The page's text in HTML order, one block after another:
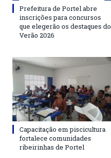
Prefeitura de Portel abre
inscrições para concursos
que elegerão os destaques do
Verão 2026
Capacitação em piscicultura
fortalece comunidades
ribeirinhas de Portel